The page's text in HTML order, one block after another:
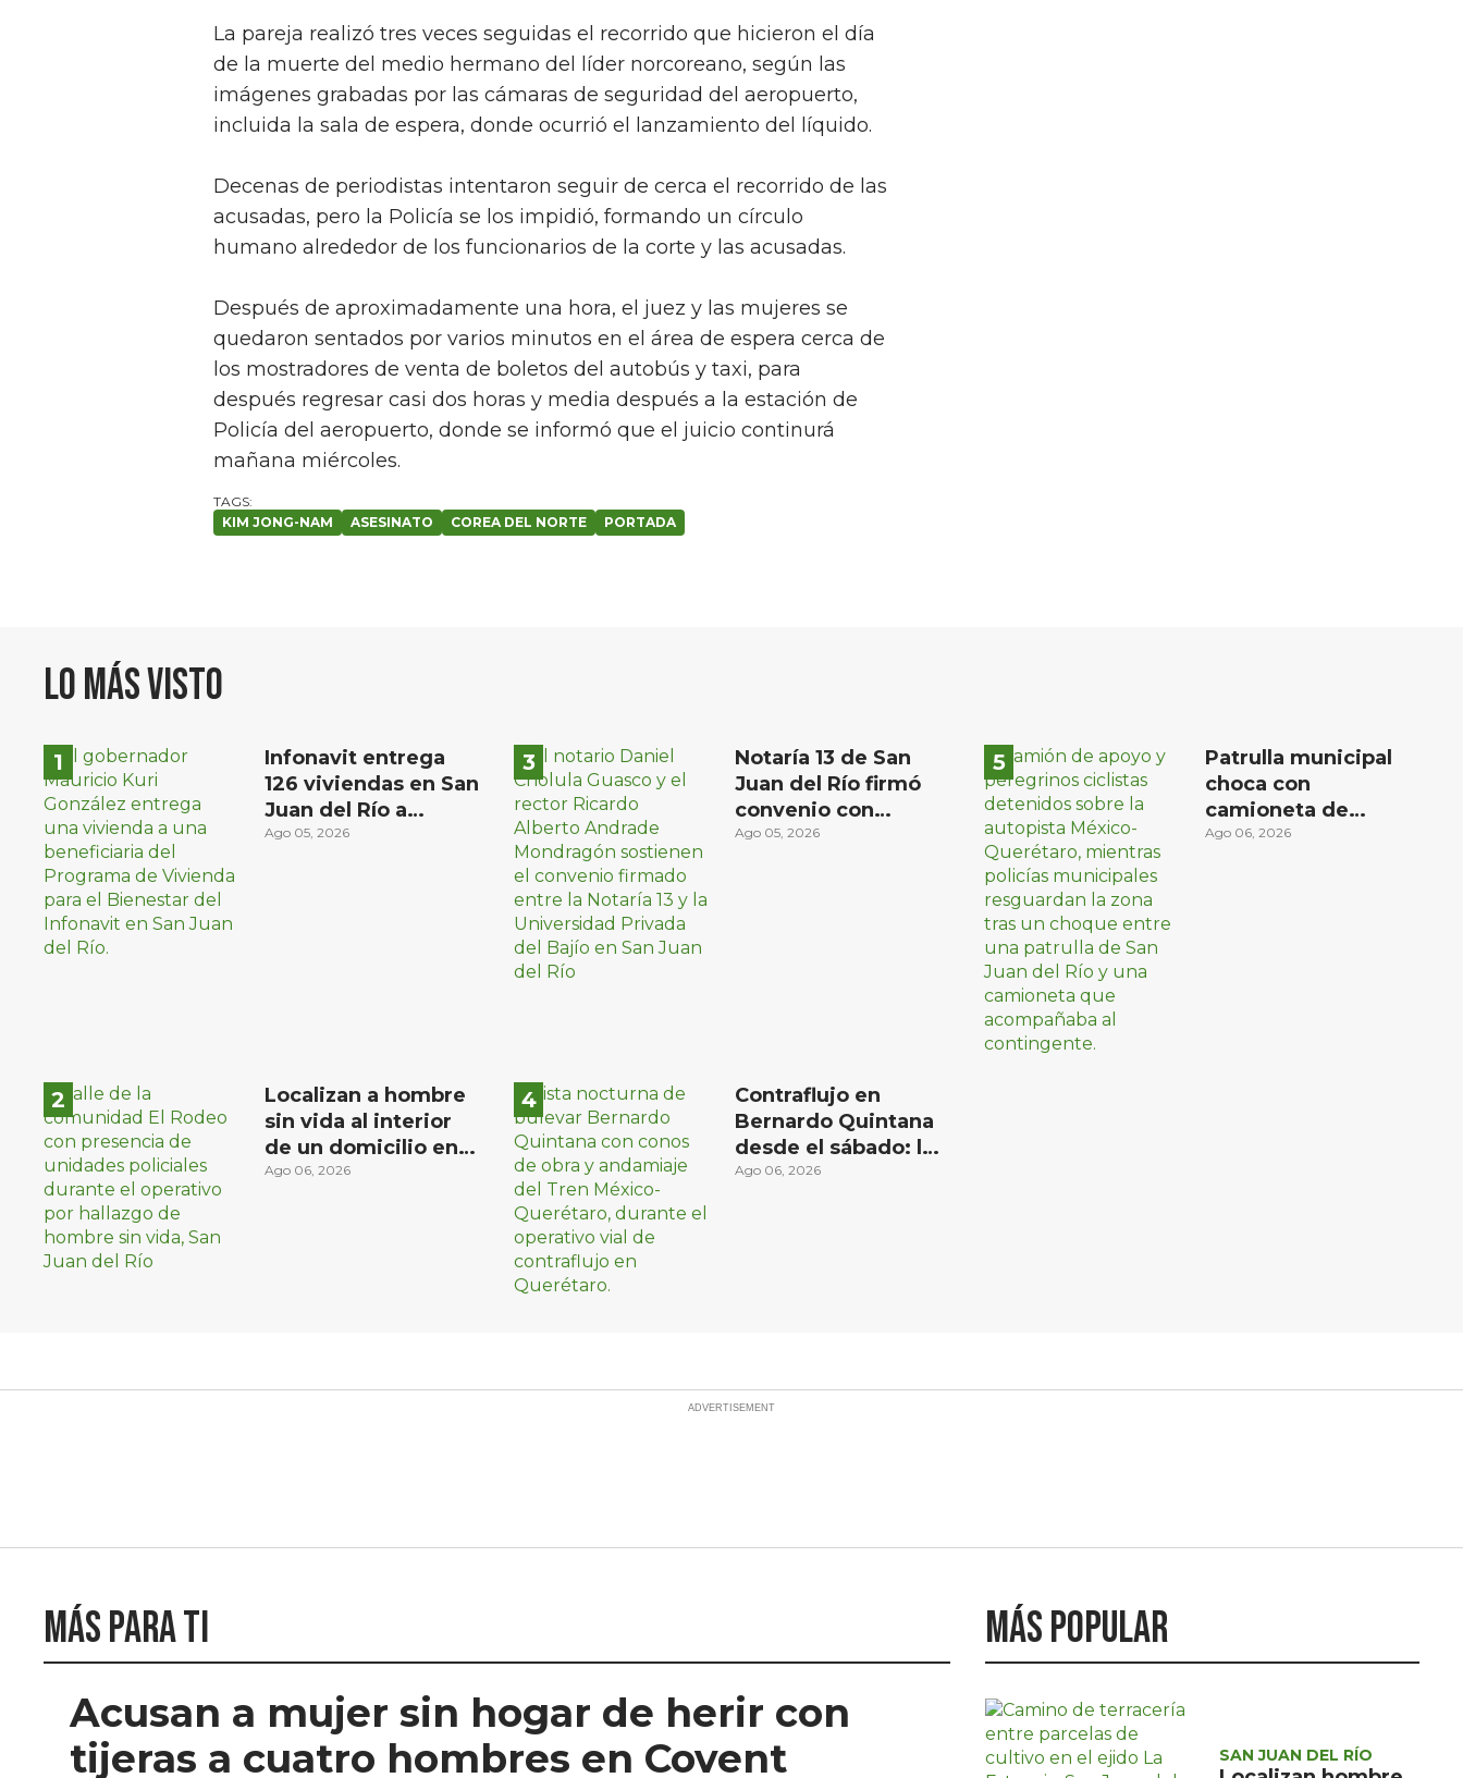
La pareja realizó tres veces seguidas el recorrido que hicieron el día
de la muerte del medio hermano del líder norcoreano, según las
imágenes grabadas por las cámaras de seguridad del aeropuerto,
incluida la sala de espera, donde ocurrió el lanzamiento del líquido.
Decenas de periodistas intentaron seguir de cerca el recorrido de las
acusadas, pero la Policía se los impidió, formando un círculo
humano alrededor de los funcionarios de la corte y las acusadas.
Después de aproximadamente una hora, el juez y las mujeres se
quedaron sentados por varios minutos en el área de espera cerca de
los mostradores de venta de boletos del autobús y taxi, para
después regresar casi dos horas y media después a la estación de
Policía del aeropuerto, donde se informó que el juicio continurá
mañana miércoles.
KIM JONG-NAM ASESINATO COREA DEL NORTE PORTADA
Lo más visto
Infonavit entrega
126 viviendas en San
Juan del Río a
familias de bajos
Ago 05, 2026
Localizan a hombre
sin vida al interior
de un domicilio en
la comunidad El
Ago 06, 2026
Notaría 13 de San
Juan del Río firmó
convenio con
Universidad Privada
Ago 05, 2026
Contraflujo en
Bernardo Quintana
desde el sábado: la
etapa más compleja
Ago 06, 2026
Patrulla municipal
choca con
camioneta de
peregrinos ciclistas
Ago 06, 2026
Más para ti
Acusan a mujer sin hogar de herir con
tijeras a cuatro hombres en Covent
Más popular
SAN JUAN DEL RÍO